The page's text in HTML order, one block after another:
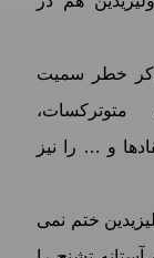
خطر سمیت
متوترکسات،
و … را نیز
ختم نمی